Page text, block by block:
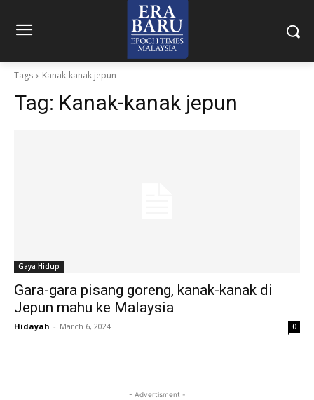
Tags Kanak-kanak jepun
Tag: Kanak-kanak jepun
Gaya Hidup
Gara-gara pisang goreng, kanak-kanak di
Jepun mahu ke Malaysia
Hidayah - March 6, 2024 0
- Advertisment -